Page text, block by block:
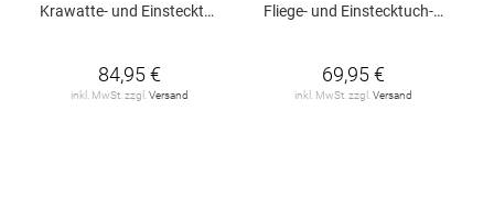
Krawatte- und Einstecktuch-Set
84,95 €
inkl. MwSt. zzgl. Versand
Fliege- und Einstecktuch-Set
69,95 €
inkl. MwSt. zzgl. Versand